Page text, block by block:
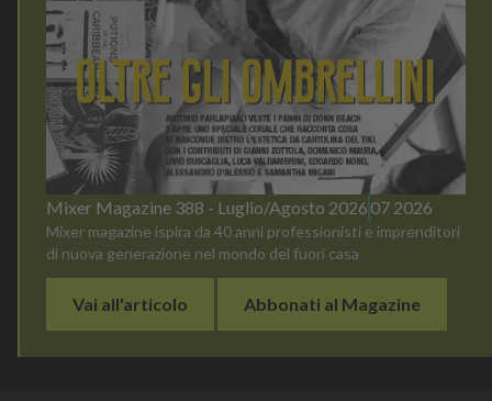
Mixer Magazine 388 - Luglio/Agosto 2026 07 2026
Mixer magazine ispira da 40 anni professionisti e imprenditori
di nuova generazione nel mondo del fuori casa
Vai all'articolo Abbonati al Magazine